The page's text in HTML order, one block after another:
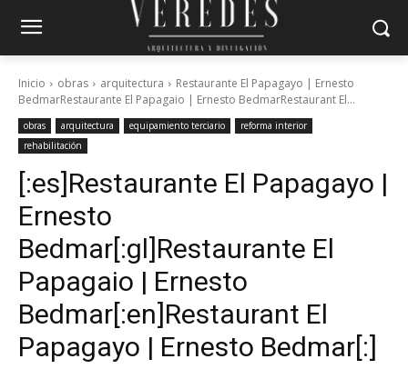
Inicio obras arquitectura
Restaurante El Papagayo | Ernesto
BedmarRestaurante El Papagaio | Ernesto BedmarRestaurant El...
obras arquitectura equipamiento terciario
reforma interior
rehabilitación
[:es]Restaurante El Papagayo |
Ernesto
Bedmar[:gl]Restaurante El
Papagaio | Ernesto
Bedmar[:en]Restaurant El
Papagayo | Ernesto Bedmar[:]